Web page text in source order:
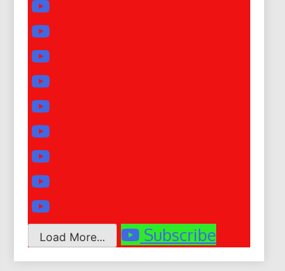
Load More... Subscribe